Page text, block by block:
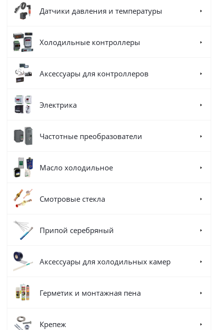
Датчики давления и температуры
Холодильные контроллеры
Аксессуары для контроллеров
Электрика
Частотные преобразователи
Масло холодильное
Смотровые стекла
Припой серебряный
Аксессуары для холодильных камер
Герметик и монтажная пена
Крепеж